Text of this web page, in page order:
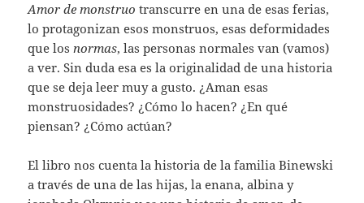
Amor de monstruo transcurre en una de esas ferias,
lo protagonizan esos monstruos, esas deformidades
que losnormas, las personas normales van (vamos)
a ver. Sin duda esa es la originalidad de una historia
que se deja leer muy a gusto. ¿Aman esas
monstruosidades? ¿Cómo lo hacen? ¿En qué
piensan? ¿Cómo actúan?
El libro nos cuenta la historia de la familia Binewski
a través de una de las hijas, la enana, albina y